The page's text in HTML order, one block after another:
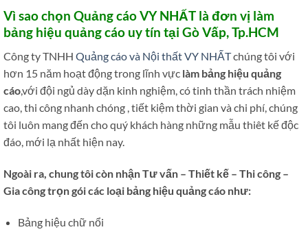
Vì sao chọn Quảng cáo VY NHẤT là đơn vị làm
bảng hiệu quảng cáo uy tín tại Gò Vấp, Tp.HCM
Công ty TNHH Quảng cáo và Nội thất VY NHẤTchúng tôi với
hơn 15 năm hoạt động trong lĩnh vực làm bảng hiệu quảng
cáo,với đội ngủ dày dặn kinh nghiệm, có tinh thần trách nhiệm
cao, thi công nhanh chóng , tiết kiệm thời gian và chi phí, chúng
tôi luôn mang đến cho quý khách hàng những mẫu thiêt kế độc
đáo, mới lạ nhất hiện nay.
Ngoài ra, chung tôi còn nhận Tư vấn – Thiết kế – Thi công –
Gia công trọn gói các loại bảng hiệu quảng cáo như:
Bảng hiệu chữ nổi